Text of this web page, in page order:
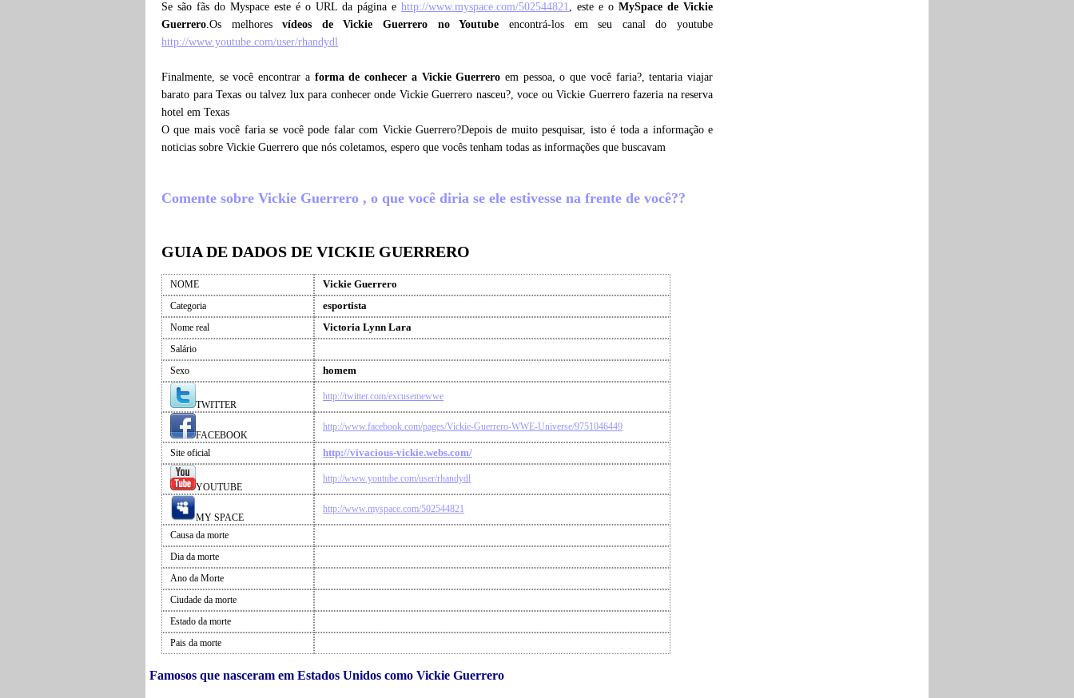
Se são fãs do Myspace este é o URL da página e http://www.myspace.com/502544821, este e o MySpace de Vickie
Guerrero.Os melhoresvídeos de Vickie Guerrero no Youtube encontrá-los em seu canal do youtube
http://www.youtube.com/user/rhandydl
Finalmente, se você encontrar a forma de conhecer a Vickie Guerrero em pessoa, o que você faria?, tentaria viajar
barato para Texas ou talvez lux para conhecer onde Vickie Guerrero nasceu?, voce ou Vickie Guerrero fazeria na reserva
hotel em Texas
O que mais você faria se você pode falar com Vickie Guerrero?Depois de muito pesquisar, isto é toda a informação e
noticias sobre Vickie Guerrero que nós coletamos, espero que vocês tenham todas as informações que buscavam
Comente sobre Vickie Guerrero , o que você diria se ele estivesse na frente de você??
GUIA DE DADOS DE VICKIE GUERRERO
NOME Vickie Guerrero
Categoria esportista
Nome real Victoria Lynn Lara
Salário
Sexo
homem
TWITTER
http://twitter.com/excusemewwe
FACEBOOK
http://www.facebook.com/pages/Vickie-Guerrero-WWE-Universe/9751046449
Site oficial http://vivacious-vickie.webs.com/
YOUTUBE
http://www.youtube.com/user/rhandydl
MY SPACE
http://www.myspace.com/502544821
Causa da morte
Dia da morte
Ano da Morte
Ciudade da morte
Estado da morte
Pais da morte
Famosos que nasceram em Estados Unidos como Vickie Guerrero